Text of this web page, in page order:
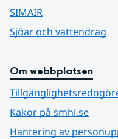
SIMAIR
Sjöar och vattendrag
Om webbplatsen
Kakor på smhi.se
Hantering av